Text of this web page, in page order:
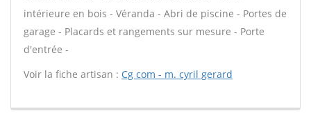
intérieure en bois - Véranda - Abri de piscine - Portes de
garage - Placards et rangements sur mesure - Porte
d'entrée -
Voir la fiche artisan : Cg com - m. cyril gerard